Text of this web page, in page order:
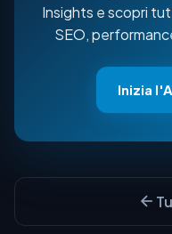
Insights e scopri
SEO,
Inizia